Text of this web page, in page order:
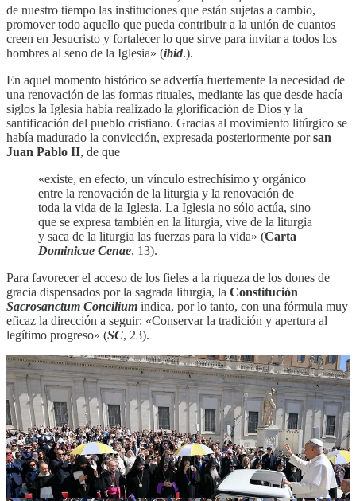
de nuestro tiempo las instituciones que están sujetas a cambio,
promover todo aquello que pueda contribuir a la unión de cuantos
creen en Jesucristo y fortalecer lo que sirve para invitar a todos los
hombres al seno de la Iglesia» (ibid.).
En aquel momento histórico se advertía fuertemente la necesidad de
una renovación de las formas rituales, mediante las que desde hacía
siglos la Iglesia había realizado la glorificación de Dios y la
santificación del pueblo cristiano. Gracias al movimiento litúrgico se
había madurado la convicción, expresada posteriormente porsan
Juan Pablo II, de que
«existe, en efecto, un vínculo estrechísimo y orgánico
entre la renovación de la liturgia y la renovación de
toda la vida de la Iglesia. La Iglesia no sólo actúa, sino
que se expresa también en la liturgia, vive de la liturgia
y saca de la liturgia las fuerzas para la vida» (Carta
Dominicae Cenae, 13).
Para favorecer el acceso de los fieles a la riqueza de los dones de
gracia dispensados por la sagrada liturgia, la Constitución
Sacrosanctum Concilium indica, por lo tanto, con una fórmula muy
eficaz la dirección a seguir: «Conservar la tradición y apertura al
legítimo progreso» (SC, 23).